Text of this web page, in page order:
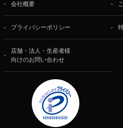
会社概要
プライバシーポリシー
店舗・法人・生産者様
向けのお問い合わせ